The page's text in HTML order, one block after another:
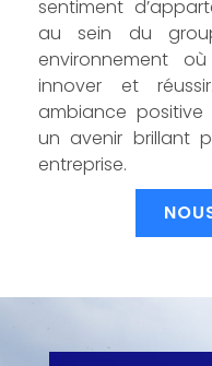
sentiment
au sein du
environnement
innover et
ambiance positive
un avenir brillant
entreprise.